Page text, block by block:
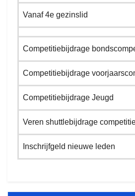
Vanaf 4e gezinslid
Competitiebijdrage
Competitiebijdrage
Competitiebijdrage Jeugd
Veren shuttlebijdrage
Inschrijfgeld nieuwe leden